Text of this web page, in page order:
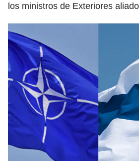
los ministros de Exteriores